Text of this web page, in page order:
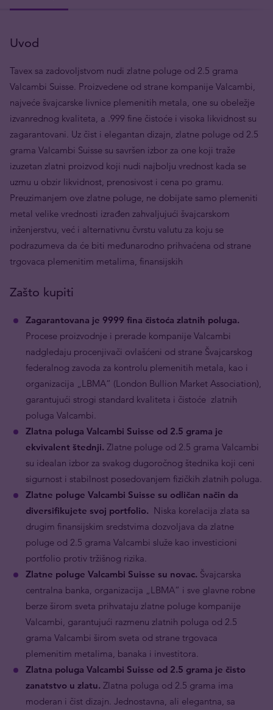
Uvod
Tavex sa zadovoljstvom nudi zlatne poluge od 2.5 grama
Valcambi Suisse. Proizvedene od strane kompanije Valcambi,
najveće švajcarske livnice plemenitih metala, one su obeležje
izvanrednog kvaliteta, a .999 fine čistoće i visoka likvidnost su
zagarantovani. Uz čist i elegantan dizajn, zlatne poluge od 2.5
grama Valcambi Suisse su savršen izbor za one koji traže
izuzetan zlatni proizvod koji nudi najbolju vrednost kada se
uzmu u obzir likvidnost, prenosivost i cena po gramu.
Preuzimanjem ove zlatne poluge, ne dobijate samo plemeniti
metal velike vrednosti izrađen zahvaljujući švajcarskom
inženjerstvu, već i alternativnu čvrstu valutu za koju se
podrazumeva da će biti međunarodno prihvaćena od strane
trgovaca plemenitim metalima, finansijskih
Zašto kupiti
Zagarantovana je 9999 fina čistoća zlatnih poluga.
Procese proizvodnje i prerade kompanije Valcambi
nadgledaju procenjivači ovlašćeni od strane Švajcarskog
federalnog zavoda za kontrolu plemenitih metala, kao i
organizacija „LBMA“ (London Bullion Market Association),
garantujući strogi standard kvaliteta i čistoće zlatnih
poluga Valcambi.
Zlatna poluga Valcambi Suisse od 2.5 grama je
ekvivalent štednji. Zlatne poluge od 2.5 grama Valcambi
su idealan izbor za svakog dugoročnog štednika koji ceni
sigurnost i stabilnost posedovanjem fizičkih zlatnih poluga.
Zlatne poluge Valcambi Suisse su odličan način da
diversifikujete svoj portfolio. Niska korelacija zlata sa
drugim finansijskim sredstvima dozvoljava da zlatne
poluge od 2.5 grama Valcambi služe kao investicioni
portfolio protiv tržišnog rizika.
Zlatne poluge Valcambi Suisse su novac. Švajcarska
centralna banka, organizacija „LBMA“ i sve glavne robne
berze širom sveta prihvataju zlatne poluge kompanije
Valcambi, garantujući razmenu zlatnih poluga od 2.5
grama Valcambi širom sveta od strane trgovaca
plemenitim metalima, banaka i investitora.
Zlatna poluga Valcambi Suisse od 2.5 grama je čisto
zanatstvo u zlatu. Zlatna poluga od 2.5 grama ima
moderan i čist dizajn. Jednostavna, ali elegantna, sa